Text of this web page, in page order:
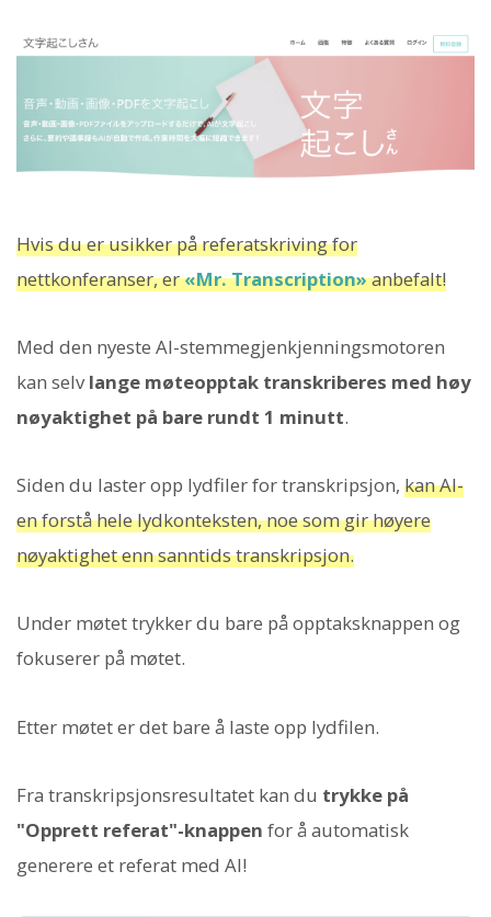
Hvis du er usikker på referatskriving for
nettkonferanser, er«Mr. Transcription»anbefalt!
Med den nyeste AI-stemmegjenkjenningsmotoren
kan selvlange møteopptak transkriberes med høy
nøyaktighet på bare rundt 1 minutt.
Siden du laster opp lydfiler for transkripsjon, kan AI-
en forstå hele lydkonteksten, noe som gir høyere
nøyaktighet enn sanntids transkripsjon.
Under møtet trykker du bare på opptaksknappen og
fokuserer på møtet.
Etter møtet er det bare å laste opp lydfilen.
Fra transkripsjonsresultatet kan du trykke på
"Opprett referat"-knappen for å automatisk
generere et referat med AI!